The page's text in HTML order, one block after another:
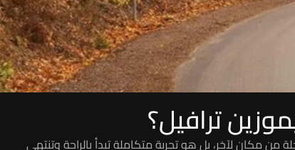
ترافيل؟
من مكان لآخر، بل هو تجربة متكاملة تبدأ بالراحة وتنتهي